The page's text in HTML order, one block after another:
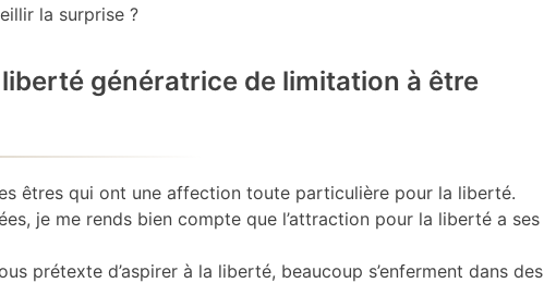
la surprise ?
génératrice de limitation à être
êtres qui ont une affection toute particulière pour la liberté.
je me rends bien compte que l’attraction pour la liberté a ses
prétexte d’aspirer à la liberté, beaucoup s’enferment dans des